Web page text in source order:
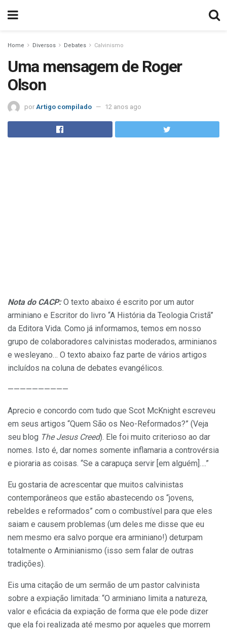
Home Diversos Debates Calvinismo
Uma mensagem de Roger
Olson
por Artigo compilado 12 anos ago
Nota do CACP: O texto abaixo é escrito por um autor
arminiano e Escritor do livro “A História da Teologia Cristã”
da Editora Vida. Como já informamos, temos em nosso
grupo de colaboradores calvinistas moderados, arminianos
e wesleyano… O texto abaixo faz parte de vários artigos
incluídos na coluna de debates evangélicos.
——————————
Aprecio e concordo com tudo que Scot McKnight escreveu
em seus artigos “Quem São os Neo-Reformados?” (Veja
seu blog The Jesus Creed). Ele foi muito criterioso ao dar
nomes. Isto é, dar nomes somente inflamaria a controvérsia
e pioraria as coisas. “Se a carapuça servir [em alguém]….”
Eu gostaria de acrescentar que muitos calvinistas
contemporâneos que estão abastecendo os “jovens,
rebeldes e reformados” com o combustível para que eles
saiam e causem problemas (um deles me disse que eu
nem mesmo era salvo porque era arminiano!) deturpam
totalmente o Arminianismo (isso sem falar de outras
tradições).
Eis uma citação de um sermão de um pastor calvinista
sobre a expiação limitada: “O arminiano limita a natureza,
valor e eficácia da expiação de forma que ele pode dizer
que ela foi realizada até mesmo por aqueles que morrem